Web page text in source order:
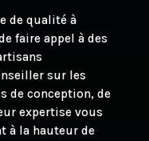
de qualité à
faire appel à des
sur les
de conception, de
expertise vous
à la hauteur de